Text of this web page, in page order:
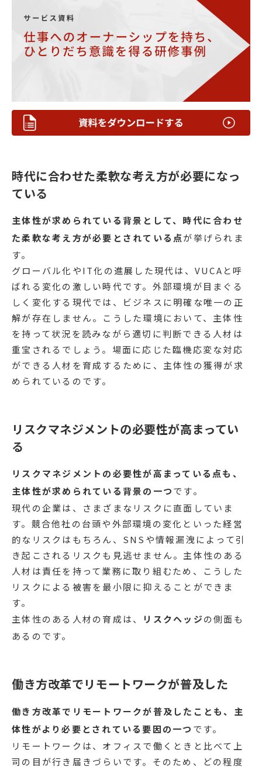
時代に合わせた柔軟な考え方が必要になっ
ている
主体性が求められている背景として、時代に合わせ
た柔軟な考え方が必要とされている点が挙げられま
す。
グローバル化やIT化の進展した現代は、VUCAと呼
ばれる変化の激しい時代です。外部環境が目まぐる
しく変化する現代では、ビジネスに明確な唯一の正
解が存在しません。こうした環境において、主体性
を持って状況を読みながら適切に判断できる人材は
重宝されるでしょう。場面に応じた臨機応変な対応
ができる人材を育成するために、主体性の獲得が求
められているのです。
リスクマネジメントの必要性が高まってい
る
リスクマネジメントの必要性が高まっている点も、
主体性が求められている背景の一つです。
現代の企業は、さまざまなリスクに直面していま
す。競合他社の台頭や外部環境の変化といった経営
的なリスクはもちろん、SNSや情報漏洩によって引
き起こされるリスクも見逃せません。主体性のある
人材は責任を持って業務に取り組むため、こうした
リスクによる被害を最小限に抑えることができま
す。
主体性のある人材の育成は、
リスクヘッジの側面も
あるのです。
働き方改革でリモートワークが普及した
働き方改革でリモートワークが普及したことも、主
体性がより必要とされている要因の一つ です。
リモートワークは、オフィスで働くときと比べて上
司の目が行き届きづらいです。そのため、どの程度